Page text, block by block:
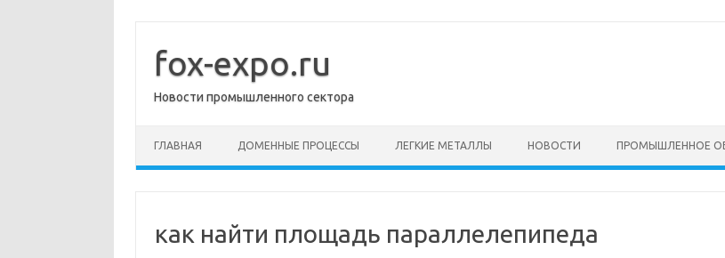
содержимому
fox-expo.ru
Новости промышленного сектора
ГЛАВНАЯ ДОМЕННЫЕ ПРОЦЕССЫ ЛЕГКИЕ МЕТАЛЛЫ НОВОСТИ ПРОМЫШЛЕННОЕ
как найти площадь параллелепипеда